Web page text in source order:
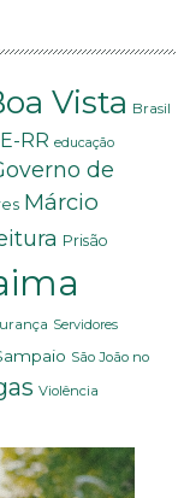
Vista Brasil
RR educação
de
Márcio
Prisão
Servidores
São João no
Violência